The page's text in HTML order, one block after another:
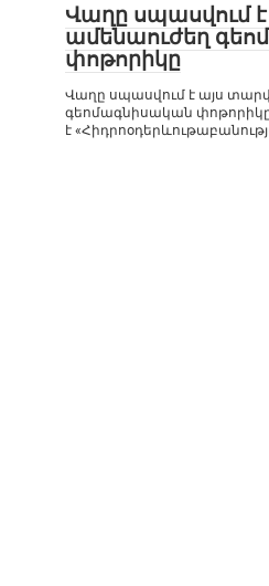
Վաղը սպասվում
ամենաուժեղ
փոթորիկը
Վաղը սպասվում է այս
գեոմագնիսական
է